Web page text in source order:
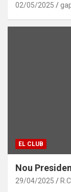
02/05/2025
EL CLUB
Nou
29/04/2025